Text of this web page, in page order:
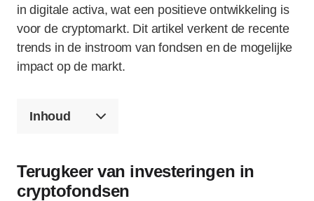
in digitale activa, wat een positieve ontwikkeling is
voor de cryptomarkt. Dit artikel verkent de recente
trends in de instroom van fondsen en de mogelijke
impact op de markt.
Inhoud
Terugkeer van investeringen in
cryptofondsen